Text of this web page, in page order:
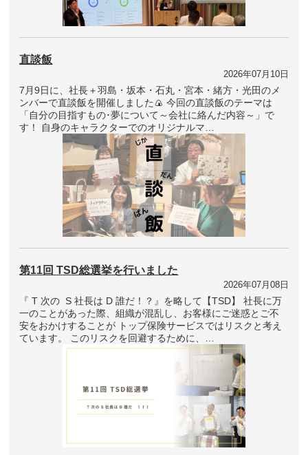
直談飯
2026年07月10日
7月9日に、社長＋羽島・坂本・石丸・宮本・緒方・光田のメ
ンバーで直談飯を開催しました🍙 今回の直談飯のテーマは
「自分の目指すもの･夢について～会社に絡んだ内容～」で
す！ 自身のキャラクターでのオリジナルマ…
第11回 TSD総選挙を行いました
2026年07月08日
『 T 次の S 社長は D 誰だ！？』を略して【TSD】 社長に万
一のことがあった際、組織が混乱し、お客様にご迷惑とご不
安をおかけすることが トップ保険サービスではリスクと考え
ています。 このリスクを回避するために、…